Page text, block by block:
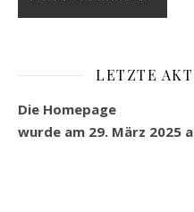
LETZTE
Die Homepage
wurde am 29. März 2025